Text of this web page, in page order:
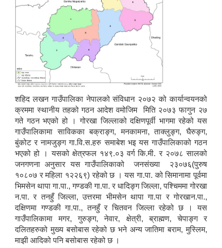
शहिद लखन गाउँपालिका नेपालको संविधान २०७२ को कार्यान्वयनको
क्रममा स्थानीय तहको गठन आदेश वमोजिम मिति २०७३ फागुन २७
गते गठन भएको हो । गोरखा जिल्लाको दक्षिणपूर्वी भागमा रहेको यस
गाउँपालिकामा साविकका बक्राङ्ग, मनकामना, ताक्लुङ्ग, घैरुङ्ग,
बुंकोट र नामजुङ्ग गा.वि.स.हरु समाबेश भइ यस गाउँपालिकाको गठन
भएको हो । यसको क्षेत्रफल १४९.०३ वर्ग कि.मी. र २०७८ सालको
जनगणना अनुसार यस गाउँपालिकाको जनसंख्या २३०७६(पुरुष
१०८०७ र महिला १२२६९) रहेको छ । यस गा.पा. को सिमानामा पूर्वमा
भिमसेन थापा गा.पा., गण्डकी गा.पा. र धादिङ्ग जिल्ला, पश्चिममा गोरखा
न.पा. र तनहुँ जिल्ला, उत्तरमा भीमसेन थापा गा.पा र गोरखान.पा.,
दक्षिणमा गण्डकी गा.पा., तनहुँ र चितवन जिल्ला रहेको छ । यस
गाउँपालिकामा मगर, गुरुङ्ग, नेवार, क्षेत्री, ब्राह्मण, चेपाङ्ग र
दलितहरुको मुख्य बसोबास रहेको छ भने अन्य जातिमा बराम, मुस्लिम,
माझी आदिको पनि बसोबास रहेको छ ।